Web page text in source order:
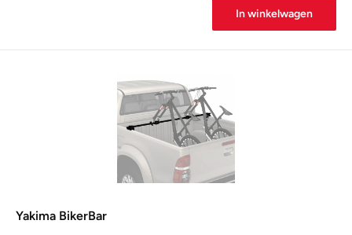
In winkelwagen
Yakima BikerBar